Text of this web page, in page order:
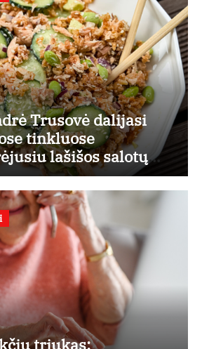
Trusovė dalijasi
tinkluose
lašišos salotų
triukas: